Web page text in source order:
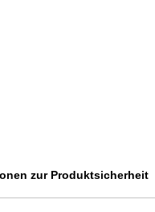
zur Produktsicherheit